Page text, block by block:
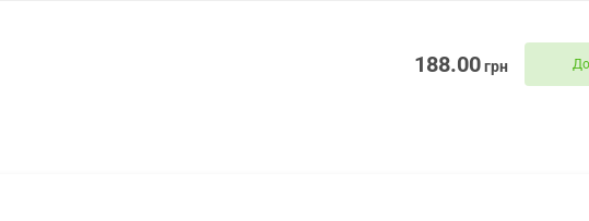
188.00грн